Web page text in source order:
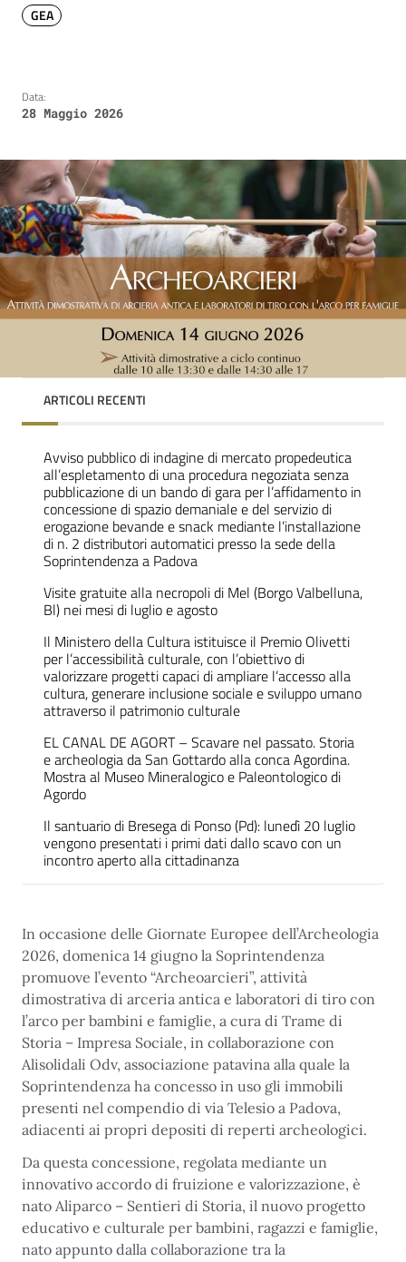
GEA
Data:
28 Maggio 2026
ARTICOLI RECENTI
Avviso pubblico di indagine di mercato propedeutica
all’espletamento di una procedura negoziata senza
pubblicazione di un bando di gara per l’affidamento in
concessione di spazio demaniale e del servizio di
erogazione bevande e snack mediante l’installazione
di n. 2 distributori automatici presso la sede della
Soprintendenza a Padova
Visite gratuite alla necropoli di Mel (Borgo Valbelluna,
Bl) nei mesi di luglio e agosto
Il Ministero della Cultura istituisce il Premio Olivetti
per l’accessibilità culturale, con l’obiettivo di
valorizzare progetti capaci di ampliare l’accesso alla
cultura, generare inclusione sociale e sviluppo umano
attraverso il patrimonio culturale
EL CANAL DE AGORT – Scavare nel passato. Storia
e archeologia da San Gottardo alla conca Agordina.
Mostra al Museo Mineralogico e Paleontologico di
Agordo
Il santuario di Bresega di Ponso (Pd): lunedì 20 luglio
vengono presentati i primi dati dallo scavo con un
incontro aperto alla cittadinanza
In occasione delle Giornate Europee dell’Archeologia
2026, domenica 14 giugno la Soprintendenza
promuove l’evento “Archeoarcieri”, attività
dimostrativa di arceria antica e laboratori di tiro con
l’arco per bambini e famiglie, a cura di Trame di
Storia – Impresa Sociale, in collaborazione con
Alisolidali Odv, associazione patavina alla quale la
Soprintendenza ha concesso in uso gli immobili
presenti nel compendio di via Telesio a Padova,
adiacenti ai propri depositi di reperti archeologici.
Da questa concessione, regolata mediante un
innovativo accordo di fruizione e valorizzazione, è
nato Aliparco – Sentieri di Storia, il nuovo progetto
educativo e culturale per bambini, ragazzi e famiglie,
nato appunto dalla collaborazione tra la